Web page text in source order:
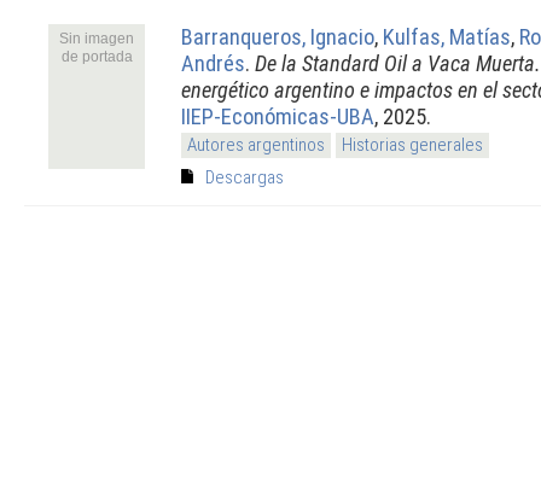
Sin imagen
de portada
Barranqueros, Ignacio, Kulfas, Matías,
Andrés. De la Standard Oil a Vaca
energético argentino e impactos en el
IIEP-Económicas-UBA, 2025.
Autores argentinos
Historias generales
Descargas